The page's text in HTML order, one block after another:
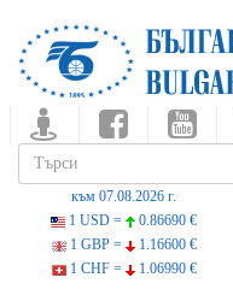
към 07.08.2026 г.
1 USD =
0.86690 €
1 GBP =
1.16600 €
1 CHF =
1.06990 €